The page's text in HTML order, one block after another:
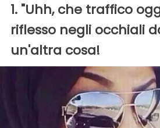
1. "Uhh, che traffico
riflesso negli occhiali
un'altra cosa!